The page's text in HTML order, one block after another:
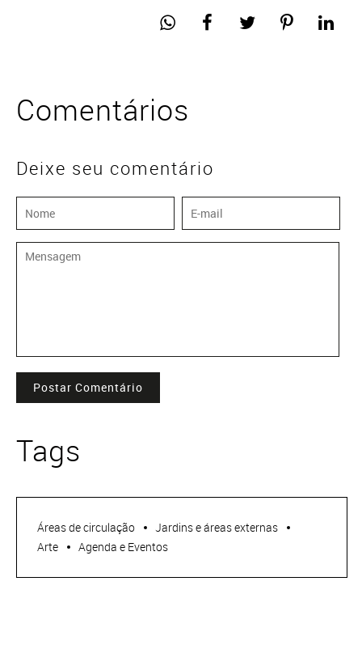
Comentários
Deixe seu comentário
Postar Comentário
Tags
Áreas de circulação
Jardins e áreas externas
Arte
Agenda e Eventos